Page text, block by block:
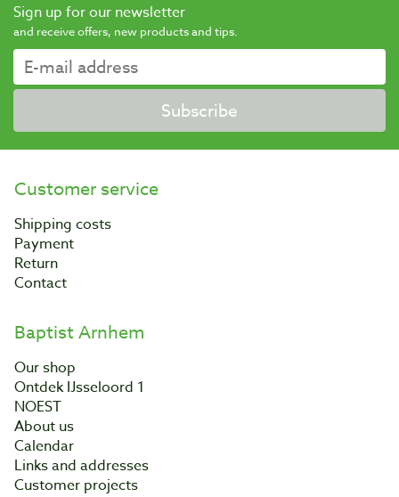
Sign up for our newsletter
and receive offers, new products and tips.
Subscribe
Customer service
Shipping costs
Payment
Return
Contact
Baptist Arnhem
Our shop
Ontdek IJsseloord 1
NOEST
About us
Calendar
Links and addresses
Customer projects